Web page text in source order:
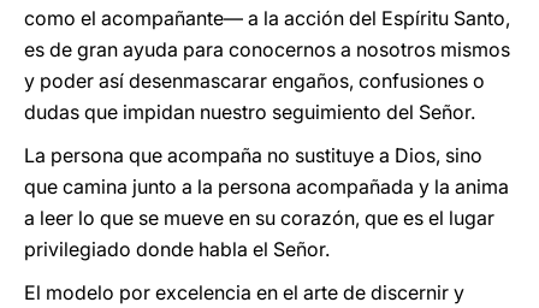
como el acompañante— a la acción del Espíritu Santo,
es de gran ayuda para conocernos a nosotros mismos
y poder así desenmascarar engaños, confusiones o
dudas que impidan nuestro seguimiento del Señor.
La persona que acompaña no sustituye a Dios, sino
que camina junto a la persona acompañada y la anima
a leer lo que se mueve en su corazón, que es el lugar
privilegiado donde habla el Señor.
El modelo por excelencia en el arte de discernir y